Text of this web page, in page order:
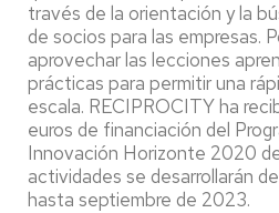
través de la orientación y la
de socios para las empresas.
aprovechar las lecciones
prácticas para permitir una
escala. RECIPROCITY ha
euros de financiación del
Innovación Horizonte 2020
actividades se desarrollarán
hasta septiembre de 2023.